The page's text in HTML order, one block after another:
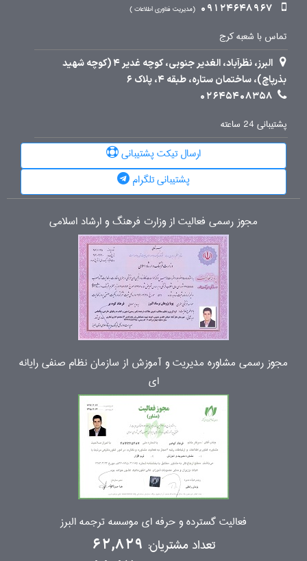
09124648967 مدیریت فناوری اطلاعات
تماس با شعبه کرج
البرز، نظرآباد، الغدیر جنوبی، کوچه غدیر 4 (کوچه شهید
بذرپاچ)، ساختمان ستاره، طبقه 4، پلاک 6
02645408358
پشتیبانی 24 ساعته
ارسال تیکت پشتیبانی
پشتیبانی تلگرام
مجوز رسمی فعالیت از وزارت فرهنگ و ارشاد اسلامی
مجوز رسمی مشاوره مدیریت و آموزش از سازمان نظام صنفی رایانه
ای
فعالیت گسترده و حرفه ای موسسه ترجمه البرز
تعداد مشتریان: 62,829